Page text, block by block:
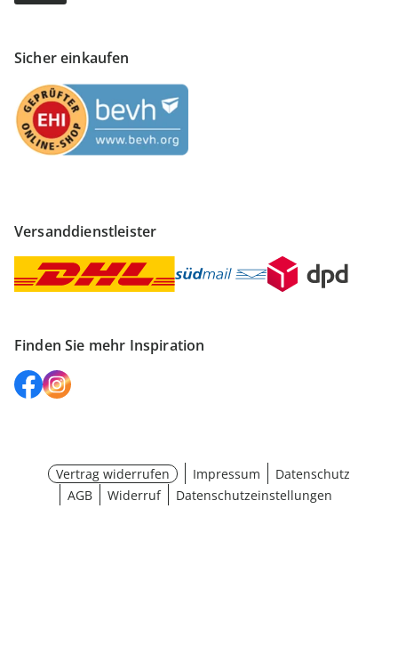
Sicher einkaufen
Versanddienstleister
Finden Sie mehr Inspiration
Vertrag widerrufen Impressum
Datenschutz
AGB
Widerruf Datenschutzeinstellungen